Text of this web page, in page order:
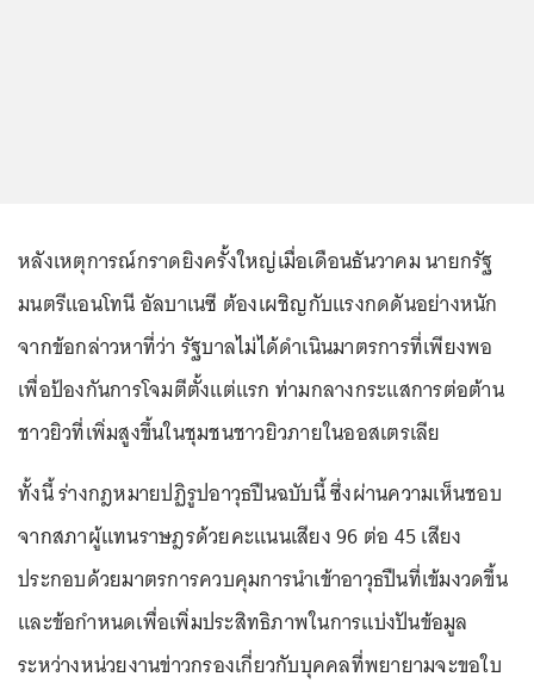
หลังเหตุการณ์กราดยิงครั้งใหญ่เมื่อเดือนธันวาคม นายกรัฐ
มนตรีแอนโทนี อัลบาเนซี ต้องเผชิญกับแรงกดดันอย่างหนัก
จากข้อกล่าวหาที่ว่า รัฐบาลไม่ได้ดำเนินมาตรการที่เพียงพอ
เพื่อป้องกันการโจมตีตั้งแต่แรก ท่ามกลางกระแสการต่อต้าน
ชาวยิวที่เพิ่มสูงขึ้นในชุมชนชาวยิวภายในออสเตรเลีย
ทั้งนี้ ร่างกฎหมายปฏิรูปอาวุธปืนฉบับนี้ ซึ่งผ่านความเห็นชอบ
จากสภาผู้แทนราษฎรด้วยคะแนนเสียง 96 ต่อ 45 เสียง
ประกอบด้วยมาตรการควบคุมการนำเข้าอาวุธปืนที่เข้มงวดขึ้น
และข้อกำหนดเพื่อเพิ่มประสิทธิภาพในการแบ่งปันข้อมูล
ระหว่างหน่วยงานข่าวกรองเกี่ยวกับบุคคลที่พยายามจะขอใบ